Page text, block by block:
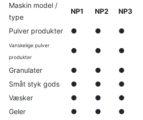
Maskin model /
type
NP1 NP2 NP3
Pulver produkter ● ● ●
Vanskelige pulver
produkter
● ● ●
Granulater ● ● ●
Småt styk gods
● ● ●
Væsker
● ● ●
Geler
● ● ●